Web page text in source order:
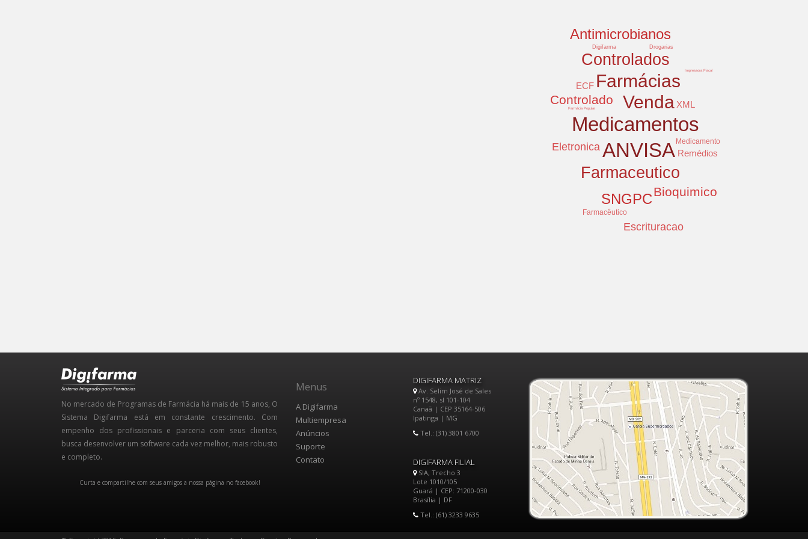
Medicamentos
ANVISA
Venda
Farmácias
Farmaceutico
Controlados
SNGPC
Antimicrobianos
Controlado
Bioquimico
Eletronica
Escrituracao
XML
ECF
Remédios
Medicamento
Farmacêutico
Digifarma Drogarias
Farmácia Popular
Impressora Fiscal
No mercado de Programas de Farmácia há mais de 15 anos, O
Sistema Digifarma está em constante crescimento. Com
empenho dos profissionais e parceria com seus clientes,
busca desenvolver um software cada vez melhor, mais robusto
e completo.
Curta e compartilhe com seus amigos a nossa página no facebook!
Menus
A Digifarma
Multiempresa
Anúncios
Suporte
Contato
DIGIFARMA MATRIZ
Av. Selim José de Sales
nº 1548, sl 101-104
Canaã | CEP 35164-506
Ipatinga | MG
Tel.: (31) 3801 6700
DIGIFARMA FILIAL
SIA, Trecho 3
Lote 1010/105
Guará | CEP: 71200-030
Brasília | DF
Tel.: (61) 3233 9635